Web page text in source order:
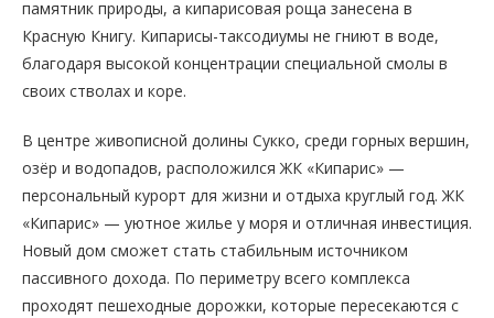
памятник природы, а кипарисовая роща занесена в
Красную Книгу. Кипарисы-таксодиумы не гниют в воде,
благодаря высокой концентрации специальной смолы в
своих стволах и коре.
В центре живописной долины Сукко, среди горных вершин,
озёр и водопадов, расположился ЖК «Кипарис» —
персональный курорт для жизни и отдыха круглый год. ЖК
«Кипарис» — уютное жилье у моря и отличная инвестиция.
Новый дом сможет стать стабильным источником
пассивного дохода. По периметру всего комплекса
проходят пешеходные дорожки, которые пересекаются с